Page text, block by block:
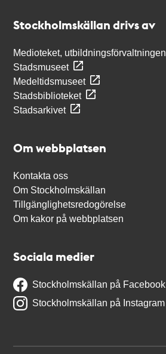
Stockholmskällan drivs av
Medioteket, utbildningsförvaltningen
Stadsmuseet
Medeltidsmuseet
Stadsbiblioteket
Stadsarkivet
Om webbplatsen
Kontakta oss
Om Stockholmskällan
Tillgänglighetsredogörelse
Om kakor på webbplatsen
Sociala medier
Stockholmskällan på Facebook
Stockholmskällan på Instagram